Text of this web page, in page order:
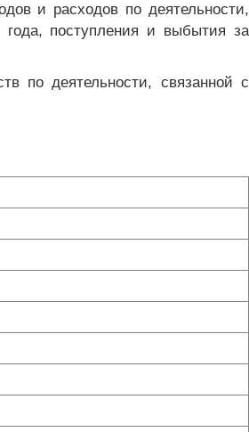
и расходов по деятельности,
года, поступления и выбытия за
по деятельности, связанной с